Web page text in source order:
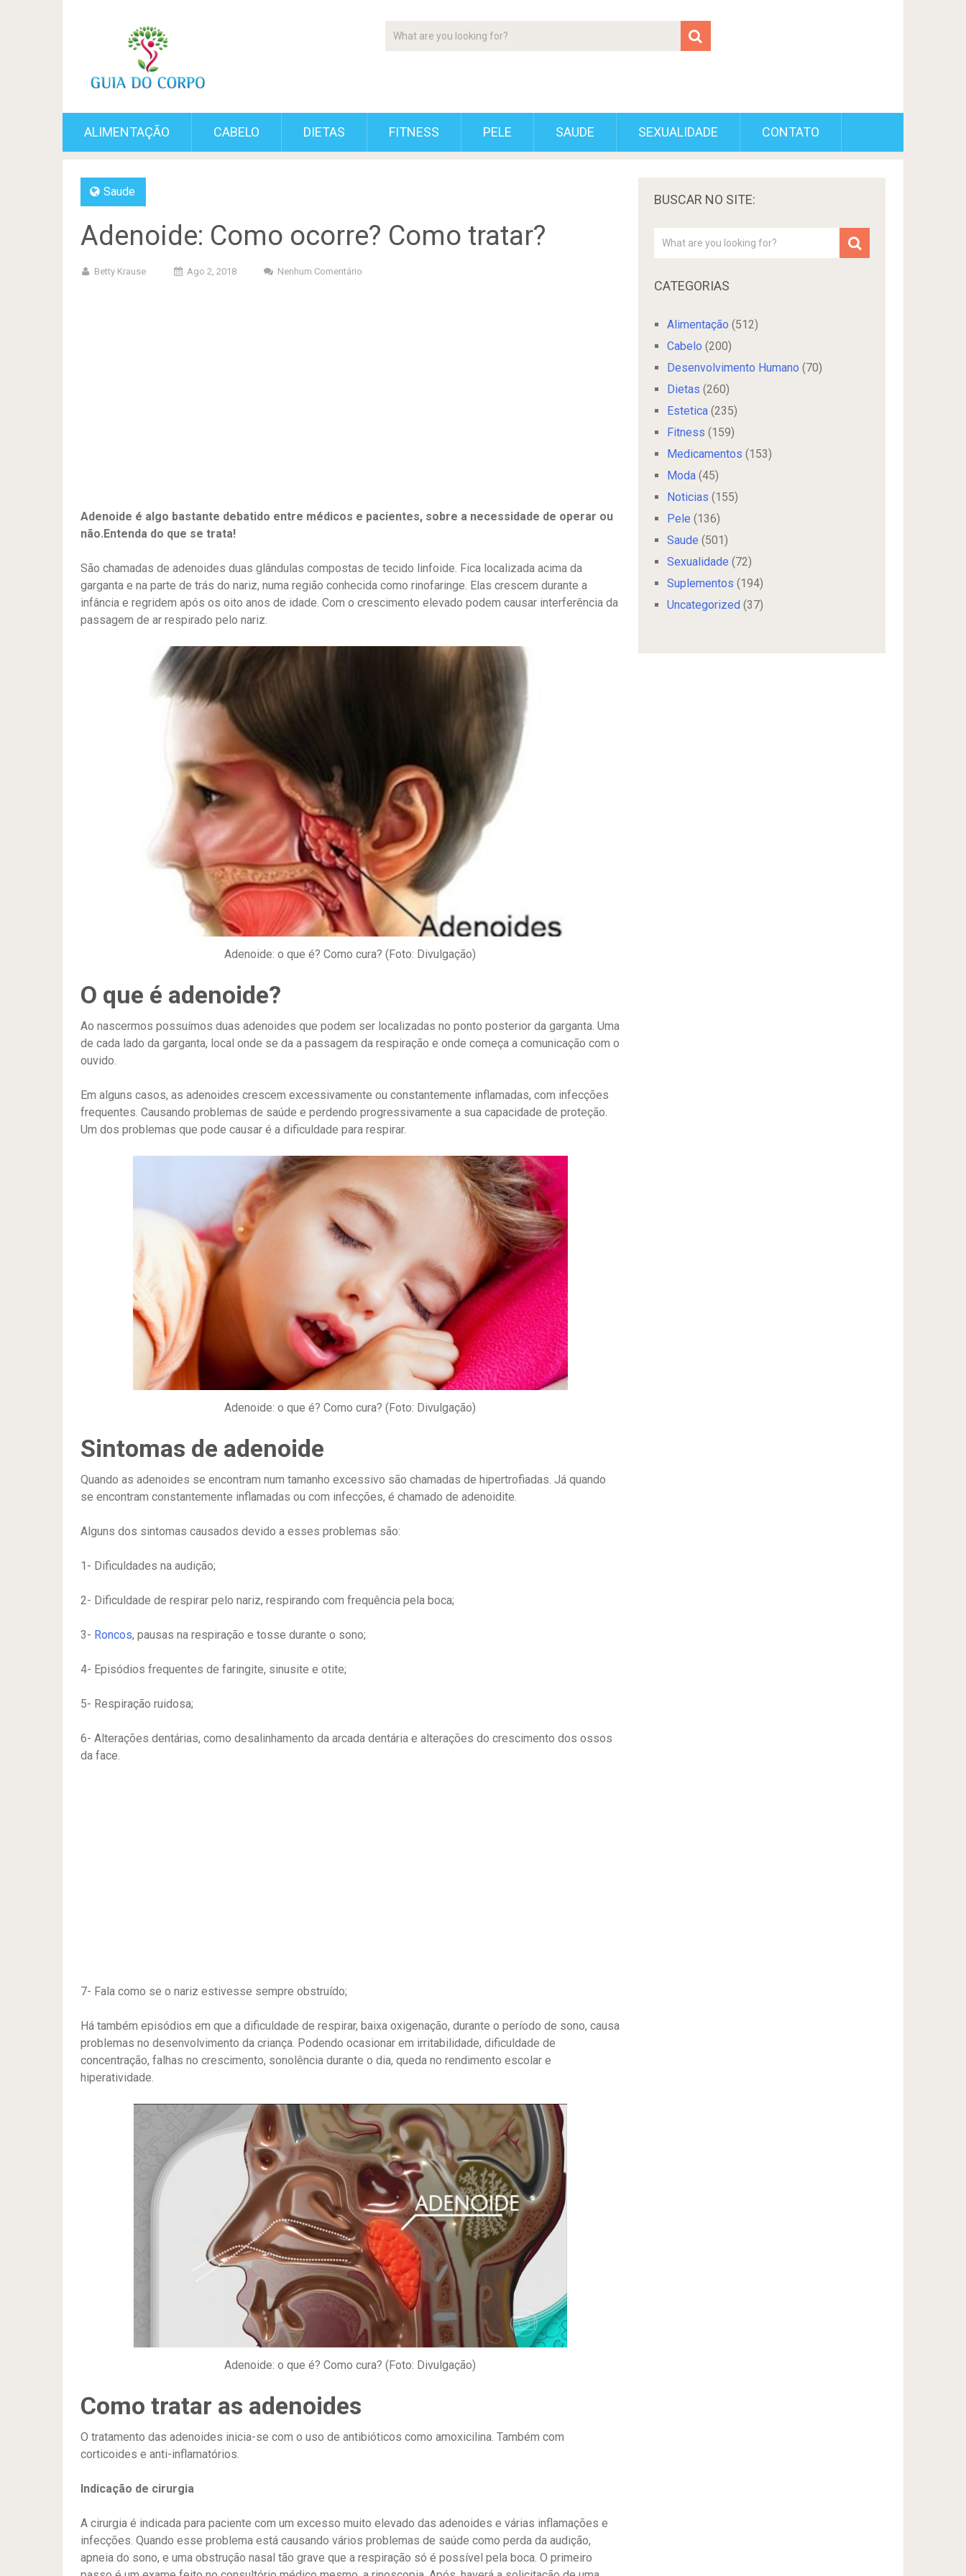
ALIMENTAÇÃO CABELO DIETAS FITNESS PELE SAUDE SEXUALIDADE CONTATO
Saude
Adenoide: Como ocorre? Como tratar?
Betty Krause Ago 2, 2018 Nenhum Comentário
Adenoide é algo bastante debatido entre médicos e pacientes, sobre a necessidade de operar ou
não.Entenda do que se trata!
São chamadas de adenoides duas glândulas compostas de tecido linfoide. Fica localizada acima da
garganta e na parte de trás do nariz, numa região conhecida como rinofaringe. Elas crescem durante a
infância e regridem após os oito anos de idade. Com o crescimento elevado podem causar interferência da
passagem de ar respirado pelo nariz.
Adenoide: o que é? Como cura? (Foto: Divulgação)
O que é adenoide?
Ao nascermos possuímos duas adenoides que podem ser localizadas no ponto posterior da garganta. Uma
de cada lado da garganta, local onde se da a passagem da respiração e onde começa a comunicação com o
ouvido.
Em alguns casos, as adenoides crescem excessivamente ou constantemente inflamadas, com infecções
frequentes. Causando problemas de saúde e perdendo progressivamente a sua capacidade de proteção.
Um dos problemas que pode causar é a dificuldade para respirar.
Adenoide: o que é? Como cura? (Foto: Divulgação)
Sintomas de adenoide
Quando as adenoides se encontram num tamanho excessivo são chamadas de hipertrofiadas. Já quando
se encontram constantemente inflamadas ou com infecções, é chamado de adenoidite.
Alguns dos sintomas causados devido a esses problemas são:
1- Dificuldades na audição;
2- Dificuldade de respirar pelo nariz, respirando com frequência pela boca;
3- Roncos, pausas na respiração e tosse durante o sono;
4- Episódios frequentes de faringite, sinusite e otite;
5- Respiração ruidosa;
6- Alterações dentárias, como desalinhamento da arcada dentária e alterações do crescimento dos ossos
da face.
7- Fala como se o nariz estivesse sempre obstruído;
Há também episódios em que a dificuldade de respirar, baixa oxigenação, durante o período de sono, causa
problemas no desenvolvimento da criança. Podendo ocasionar em irritabilidade, dificuldade de
concentração, falhas no crescimento, sonolência durante o dia, queda no rendimento escolar e
hiperatividade.
Adenoide: o que é? Como cura? (Foto: Divulgação)
Como tratar as adenoides
O tratamento das adenoides inicia-se com o uso de antibióticos como amoxicilina. Também com
corticoides e anti-inflamatórios.
Indicação de cirurgia
A cirurgia é indicada para paciente com um excesso muito elevado das adenoides e várias inflamações e
infecções. Quando esse problema está causando vários problemas de saúde como perda da audição,
apneia do sono, e uma obstrução nasal tão grave que a respiração só é possível pela boca. O primeiro
BUSCAR NO SITE:
CATEGORIAS
Alimentação (512)
Cabelo (200)
Desenvolvimento Humano (70)
Dietas (260)
Estetica (235)
Fitness (159)
Medicamentos (153)
Moda (45)
Noticias (155)
Pele (136)
Saude (501)
Sexualidade (72)
Suplementos (194)
Uncategorized (37)